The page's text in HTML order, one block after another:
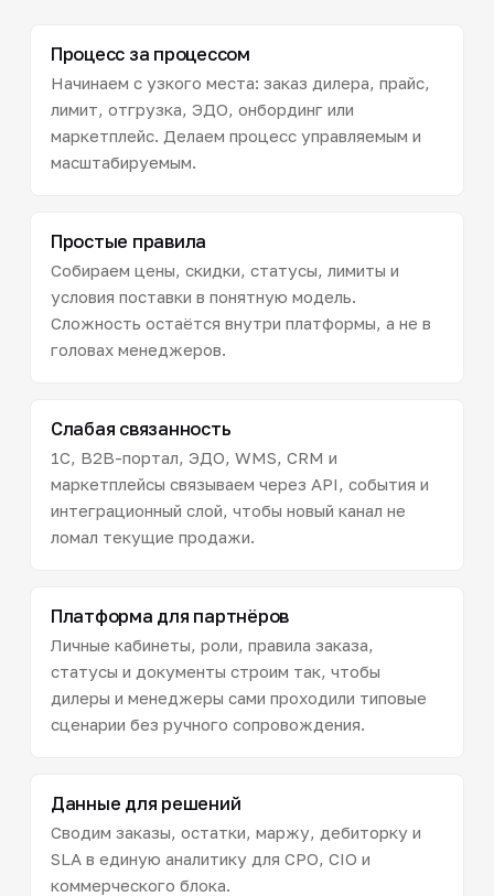
Процесс за процессом
Начинаем с узкого места: заказ дилера, прайс,
лимит, отгрузка, ЭДО, онбординг или
маркетплейс. Делаем процесс управляемым и
масштабируемым.
Простые правила
Собираем цены, скидки, статусы, лимиты и
условия поставки в понятную модель.
Сложность остаётся внутри платформы, а не в
головах менеджеров.
Слабая связанность
1С, B2B-портал, ЭДО, WMS, CRM и
маркетплейсы связываем через API, события и
интеграционный слой, чтобы новый канал не
ломал текущие продажи.
Платформа для партнёров
Личные кабинеты, роли, правила заказа,
статусы и документы строим так, чтобы
дилеры и менеджеры сами проходили типовые
сценарии без ручного сопровождения.
Данные для решений
Сводим заказы, остатки, маржу, дебиторку и
SLA в единую аналитику для CPO, CIO и
коммерческого блока.